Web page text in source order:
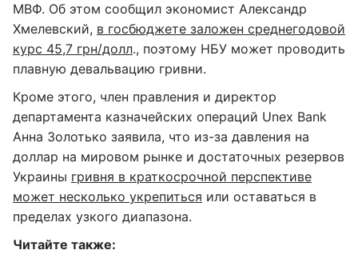
МВФ. Об этом сообщил экономист Александр
Хмелевский, в госбюджете заложен среднегодовой
курс 45,7 грн/долл., поэтому НБУ может проводить
плавную девальвацию гривни.
Кроме этого, член правления и директор
департамента казначейских операций Unex Bank
Анна Золотько заявила, что из-за давления на
доллар на мировом рынке и достаточных резервов
Украины гривня в краткосрочной перспективе
может несколько укрепиться или оставаться в
пределах узкого диапазона.
Читайте также: